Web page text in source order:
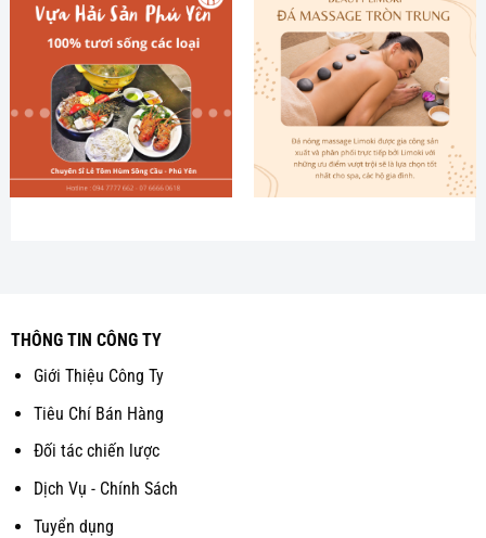
THÔNG TIN CÔNG TY
Giới Thiệu Công Ty
Tiêu Chí Bán Hàng
Đối tác chiến lược
Dịch Vụ - Chính Sách
Tuyển dụng